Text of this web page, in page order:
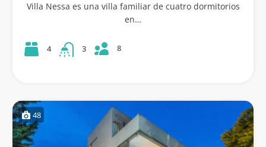
Villa Nessa es una villa familiar de cuatro dormitorios
en…
4 3 8
48